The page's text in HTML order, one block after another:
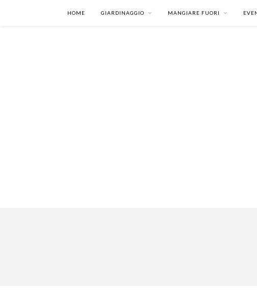
HOME GIARDINAGGIO MANGIARE FUORI